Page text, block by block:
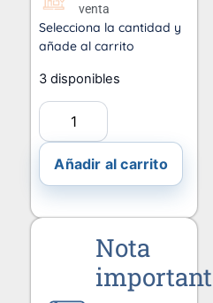
venta
Selecciona la cantidad y
añade al carrito
3 disponibles
Añadir al carrito
Nota